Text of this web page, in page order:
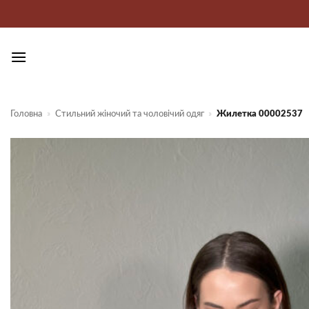
Головна » Стильний жіночий та чоловічий одяг » Жилетка 00002537